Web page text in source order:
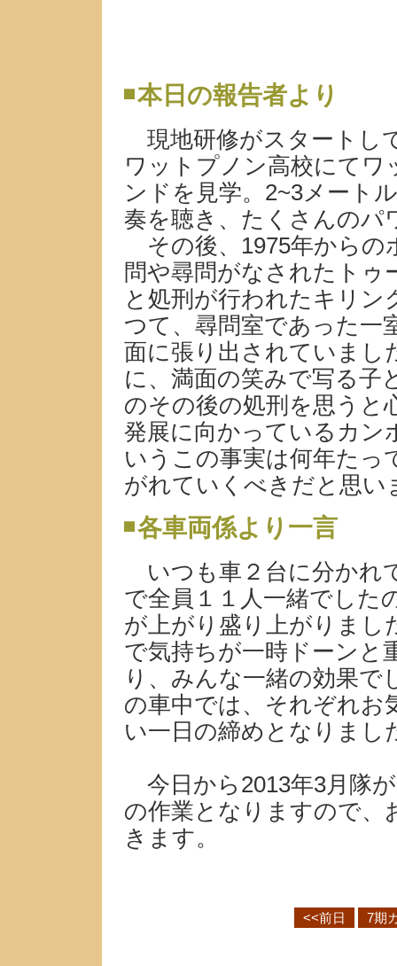
本日の報告者より
現地研修がスタートし
ワットプノン高校にて
ンドを見学。2~3メート
奏を聴き、たくさんのパ
その後、1975年からの
問や尋問がなされたトゥ
と処刑が行われたキリ
つて、尋問室であった一
面に張り出されていまし
に、満面の笑みで写る子
のその後の処刑を思うと
発展に向かっているカン
いうこの事実は何年たっ
がれていくべきだと思い
各車両係より一言
いつも車２台に分かれ
で全員１１人一緒でした
が上がり盛り上がりまし
で気持ちが一時ドーンと
り、みんな一緒の効果で
の車中では、それぞれお
い一日の締めとなりまし
今日から2013年3月隊
の作業となりますので、
きます。
<<前日 7期